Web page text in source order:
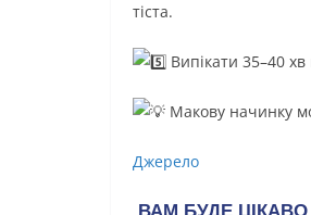
тіста.
Випікати 35–40
Макову начинку
Джерело